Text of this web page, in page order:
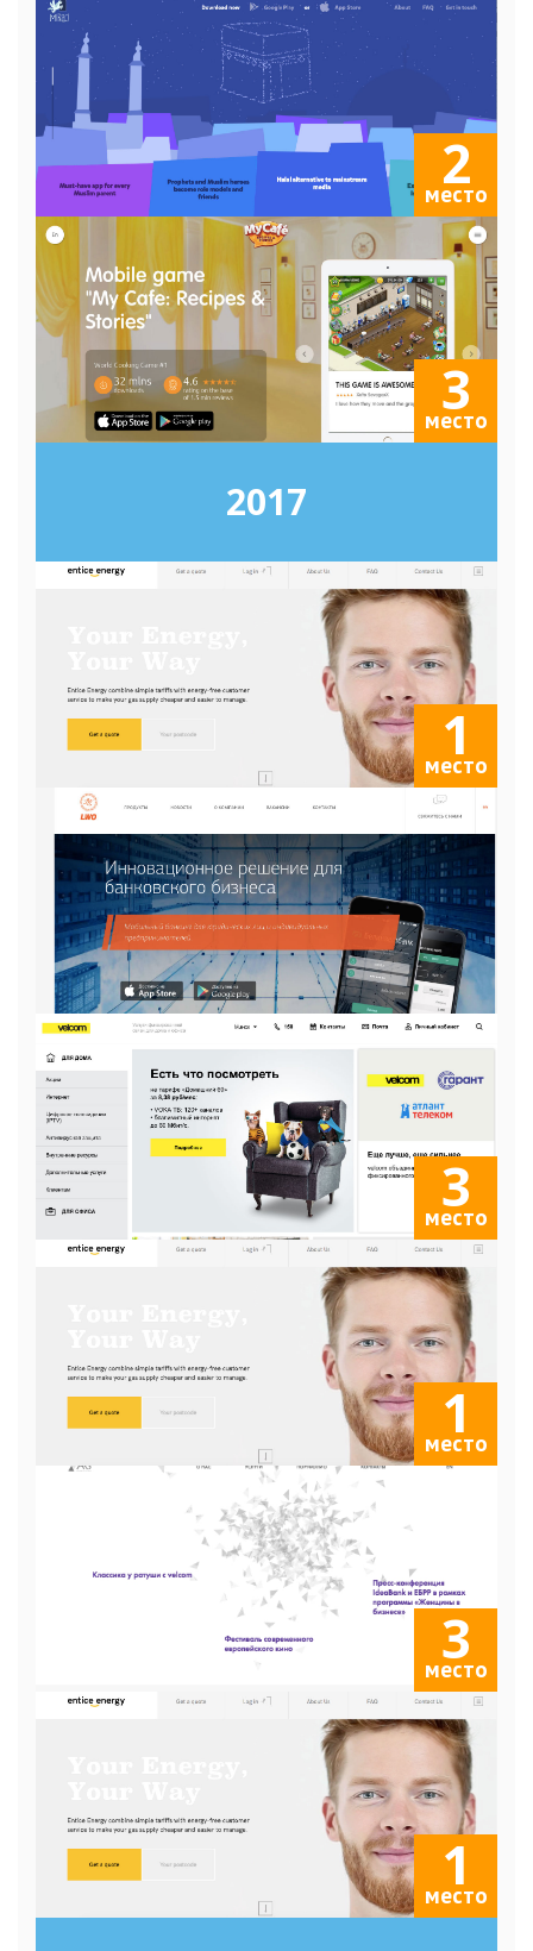
2
место
3
место
2017
1
место
3
место
1
место
3
место
1
место